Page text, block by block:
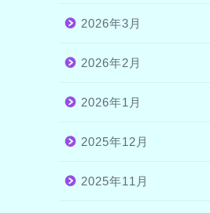
2026年3月
2026年2月
2026年1月
2025年12月
2025年11月